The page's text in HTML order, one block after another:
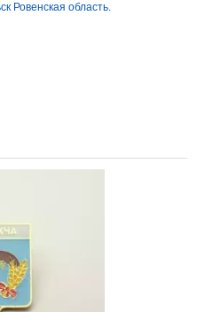
Ровенская область.